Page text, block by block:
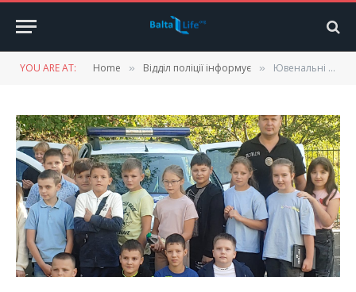
YOU ARE AT: Home » Відділ поліції інформує » Ювенальні поліцейські провели традиційні вересневі зустрічі зі школярами Подільського району